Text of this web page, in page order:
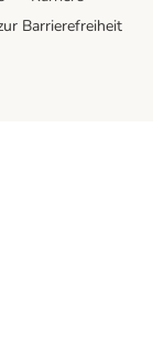
Barrierefreiheit